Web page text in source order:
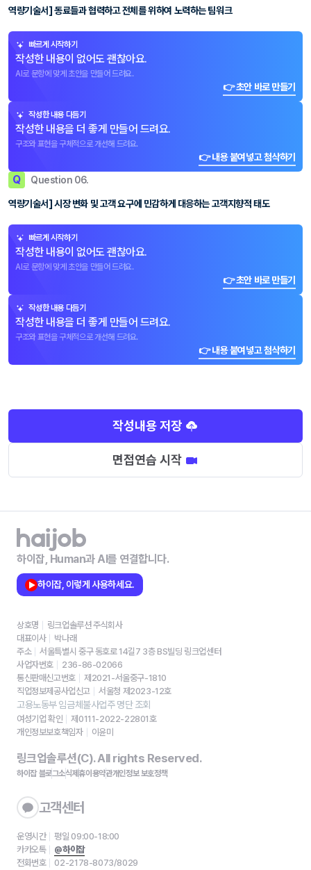
역량기술서] 동료들과 협력하고 전체를 위하여 노력하는 팀워크
빠르게 시작하기
작성한 내용이 없어도 괜찮아요.
AI로 문항에 맞게 초안을 만들어 드려요.
👉 초안 바로 만들기
작성한 내용 다듬기
작성한 내용을 더 좋게 만들어 드려요.
구조와 표현을 구체적으로 개선해 드려요.
👉 내용 붙여넣고 첨삭하기
Q Question 06.
역량기술서] 시장 변화 및 고객 요구에 민감하게 대응하는 고객지향적 태도
빠르게 시작하기
작성한 내용이 없어도 괜찮아요.
AI로 문항에 맞게 초안을 만들어 드려요.
👉 초안 바로 만들기
작성한 내용 다듬기
작성한 내용을 더 좋게 만들어 드려요.
구조와 표현을 구체적으로 개선해 드려요.
👉 내용 붙여넣고 첨삭하기
작성내용 저장
면접연습 시작
하이잡, Human과 AI를 연결합니다.
하이잡, 이렇게 사용하세요.
상호명
링크업솔루션 주식회사
대표이사
박나래
주소
서울특별시 중구 동호로 14길7 3층 BS빌딩 링크업센터
사업자번호
236-86-02066
통신판매신고번호
제2021-서울중구-1810
직업정보제공사업신고
서울청 제2023-12호
고용노동부 임금체불사업주 명단 조회
여성기업 확인
제0111-2022-22801호
개인정보보호책임자
이윤미
링크업솔루션(C). All rights Reserved.
하이잡 블로그소식제휴이용약관개인정보 보호정책
고객센터
운영시간
평일 09:00-18:00
카카오톡
@하이잡
전화번호
02-2178-8073/8029